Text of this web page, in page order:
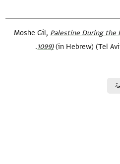
Moshe Gil,Palestine During the
1099)‎(in Hebrew) (Tel